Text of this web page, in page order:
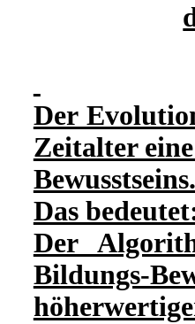
Der
Zeitalter
Bewusstseins.
Das
Der
Bildungs-